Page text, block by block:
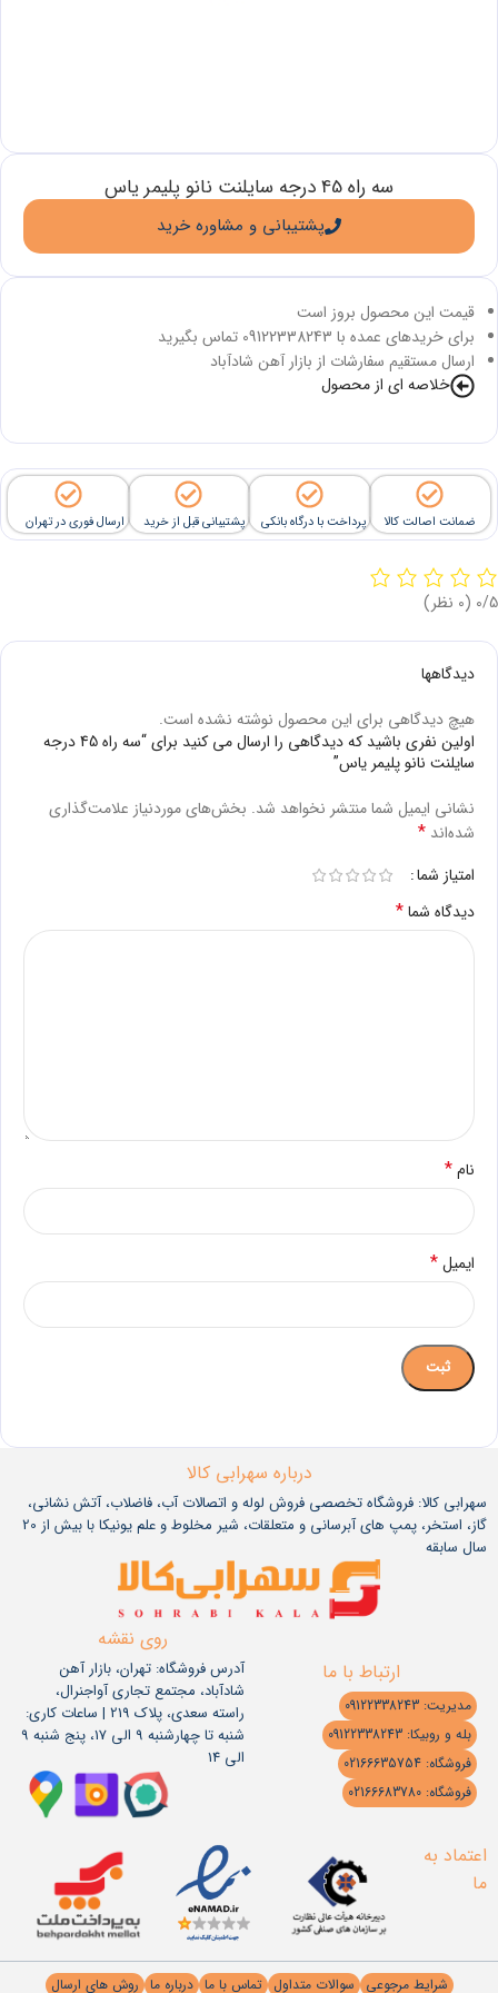
قیمت این محصول بروز است
برای خریدهای عمده با 09122338243 تماس بگیرید
ارسال مستقیم سفارشات از بازار آهن شادآباد
خلاصه ای از محصول
سه راه 45 درجه سایلنت نانو پلیمر یاس
پشتیبانی و مشاوره خرید
ضمانت اصالت کالا پرداخت با درگاه بانکی پشتیبانی قبل از خرید ارسال فوری در تهران
‫0/5 ‫(0 نظر)
دیدگاهها
هیچ دیدگاهی برای این محصول نوشته نشده است.
اولین نفری باشید که دیدگاهی را ارسال می کنید برای “سه راه 45 درجه
سایلنت نانو پلیمر یاس”
نشانی ایمیل شما منتشر نخواهد شد. بخش‌های موردنیاز علامت‌گذاری
شده‌اند *
امتیاز شما
دیدگاه شما*
نام*
ایمیل*
درباره سهرابی کالا
سهرابی کالا: فروشگاه تخصصی فروش لوله و اتصالات آب، فاضلاب، آتش نشانی،
گاز، استخر، پمپ های آبرسانی و متعلقات، شیر مخلوط و علم یونیکا با بیش از 20
سال سابقه
ارتباط با ما
مدیریت: 09122338243
بله و روبیکا: 09122338243
فروشگاه: 02166635754
فروشگاه: 02166683780
روی نقشه
آدرس فروشگاه: تهران، بازار آهن
شادآباد، مجتمع تجاری آواجنرال،
راسته سعدی، پلاک 219 | ساعات کاری:
شنبه تا چهارشنبه 9 الی 17، پنج شنبه 9
الی 14
اعتماد به
ما
شرایط مرجوعی سوالات متداول تماس با ما درباره ما روش های ارسال